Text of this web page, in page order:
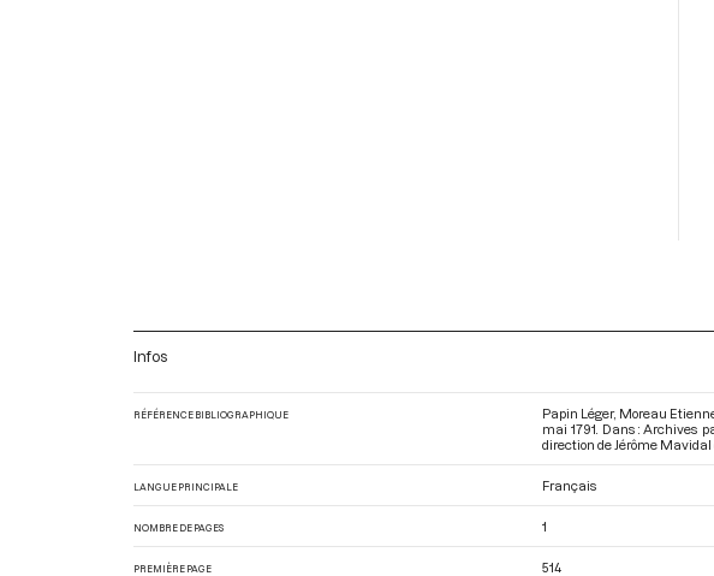
Infos
RÉFÉRENCE BIBLIOGRAPHIQUE
Papin Léger, Moreau
mai 1791. Dans : Archives
direction de Jérôme Mavidal
LANGUE PRINCIPALE Français
NOMBRE DE PAGES 1
PREMIÈRE PAGE 514